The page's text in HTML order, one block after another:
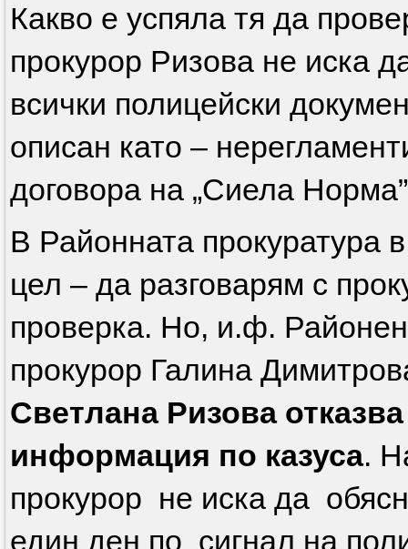
Какво е успяла тя да
прокурор Ризова не иска
всички полицейски
описан като –
договора на „Сиела
В Районната прокуратура
цел – да разговарям с
проверка. Но, и.ф.
прокурор Галина
Светлана Ризова
информация по казуса.
прокурор не иска да
един ден по сигнал на